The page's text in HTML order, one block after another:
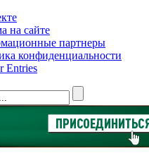
на сайте
партнеры
конфиденциальности
Entries